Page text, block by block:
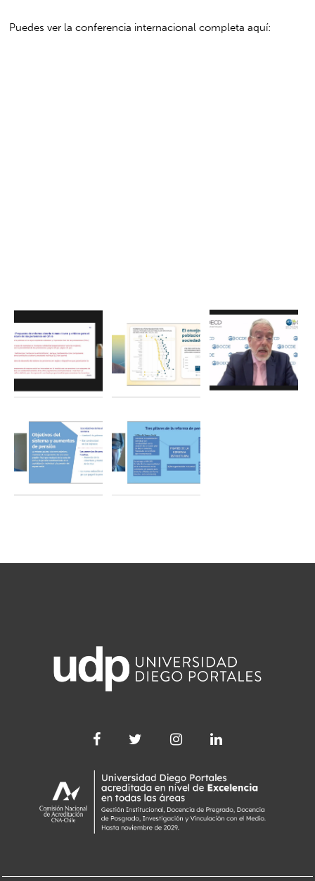
Puedes ver la conferencia internacional completa aquí: